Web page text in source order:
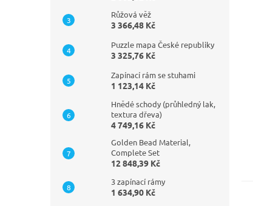
Růžová věž
3 366,48 Kč
Puzzle mapa České republiky
3 325,76 Kč
Zapínací rám se stuhami
1 123,14 Kč
Hnědé schody (průhledný lak,
textura dřeva)
4 749,16 Kč
Golden Bead Material,
Complete Set
12 848,39 Kč
3 zapínací rámy
1 634,90 Kč